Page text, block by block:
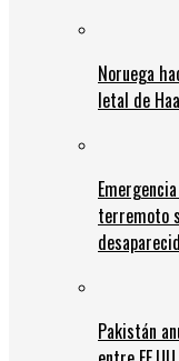
Noruega
letal de
terremoto
Pakistán